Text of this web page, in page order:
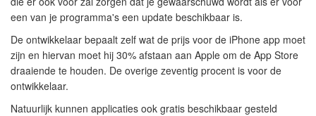
een van je programma's een update beschikbaar is.
De ontwikkelaar bepaalt zelf wat de prijs voor de iPhone app moet
zijn en hiervan moet hij 30% afstaan aan Apple om de App Store
draaiende te houden. De overige zeventig procent is voor de
ontwikkelaar.
Natuurlijk kunnen applicaties ook gratis beschikbaar gesteld